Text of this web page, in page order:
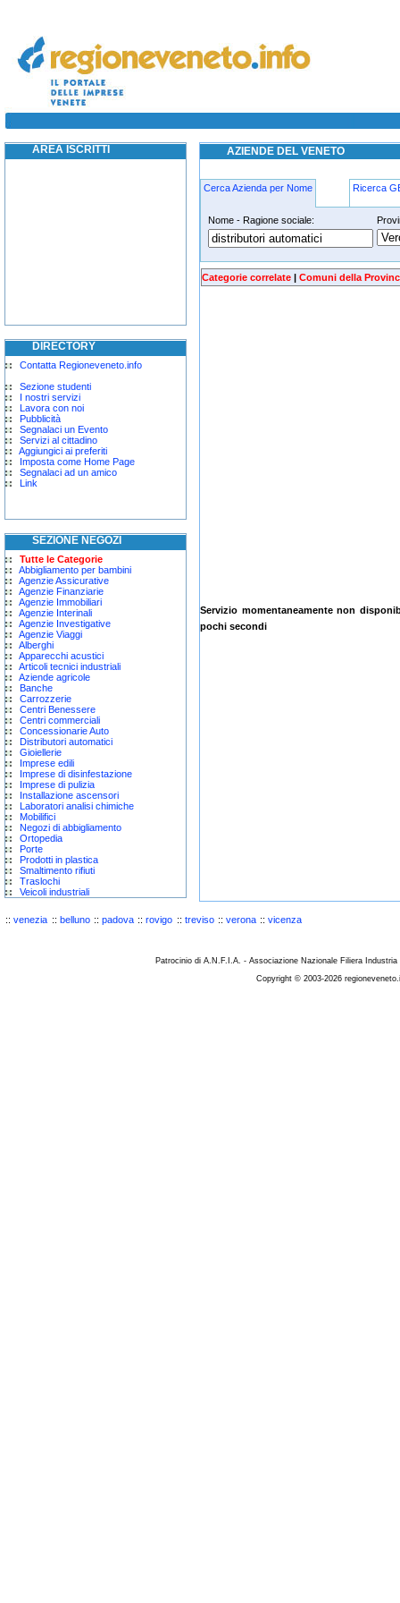
distributori-automatici costabissara
AREA ISCRITTI
DIRECTORY
Contatta Regioneveneto.info
Sezione studenti
I nostri servizi
Lavora con noi
Pubblicità
Segnalaci un Evento
Servizi al cittadino
Aggiungici ai preferiti
Imposta come Home Page
Segnalaci ad un amico
Link
SEZIONE NEGOZI
Tutte le Categorie
Abbigliamento per bambini
Agenzie Assicurative
Agenzie Finanziarie
Agenzie Immobiliari
Agenzie Interinali
Agenzie Investigative
Agenzie Viaggi
Alberghi
Apparecchi acustici
Articoli tecnici industriali
Aziende agricole
Banche
Carrozzerie
Centri Benessere
Centri commerciali
Concessionarie Auto
Distributori automatici
Gioiellerie
Imprese edili
Imprese di disinfestazione
Imprese di pulizia
Installazione ascensori
Laboratori analisi chimiche
Mobilifici
Negozi di abbigliamento
Ortopedia
Porte
Prodotti in plastica
Smaltimento rifiuti
Traslochi
Veicoli industriali
AZIENDE DEL VENETO
Cerca Azienda per Nome Ricerca
Nome - Ragione sociale:
distributori-automatici costabissara
Categorie correlate | Comuni della
Servizio momentaneamente non
pochi secondi
:: venezia :: belluno :: padova :: rovigo :: treviso :: verona :: vicenza
Patrocinio di A.N.F.I.A. - Associazione Nazionale Filiera
Copyright © 2003-2026